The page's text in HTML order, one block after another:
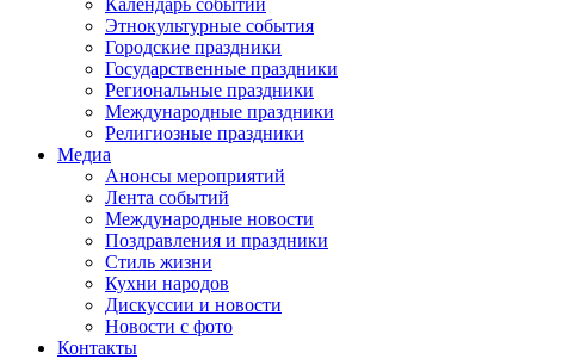
Календарь событий
Этнокультурные события
Городские праздники
Государственные праздники
Региональные праздники
Международные праздники
Религиозные праздники
Медиа
Анонсы мероприятий
Лента событий
Международные новости
Поздравления и праздники
Cтиль жизни
Кухни народов
Дискуссии и новости
Новости с фото
Контакты